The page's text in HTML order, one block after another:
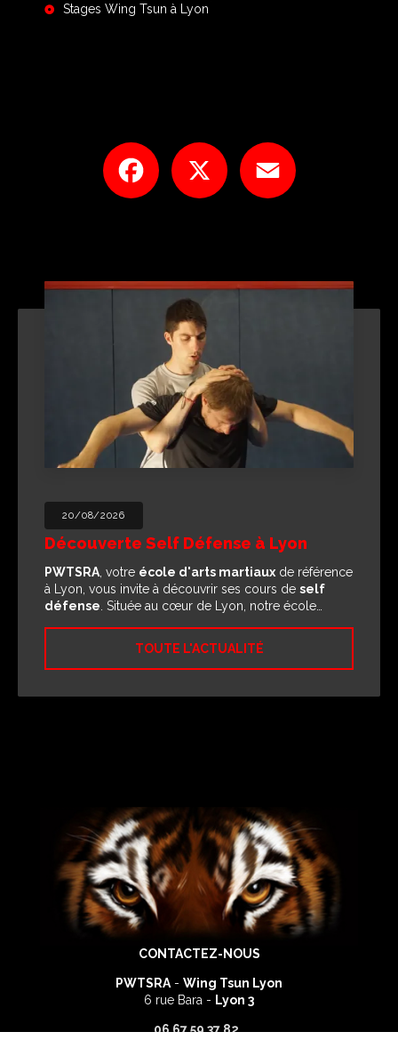
Stages Wing Tsun à Lyon
Facebook
20/08/2026
Découverte Self Défense à Lyon
PWTSRA , votre école d'arts martiaux de référence
à Lyon, vous invite à découvrir ses cours de self
défense . Située au cœur de Lyon, notre école…
TOUTE L'ACTUALITÉ
CONTACTEZ-NOUS
PWTSRA - Wing Tsun Lyon
6 rue Bara - Lyon 3
06 67 59 37 82